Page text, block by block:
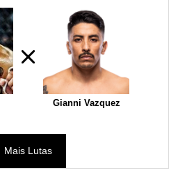
Gianni Vazquez
Mais Lutas